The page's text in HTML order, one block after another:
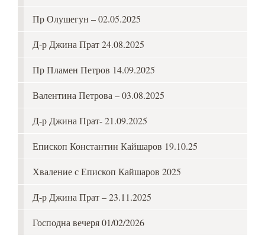
Пр Олушегун – 02.05.2025
Д-р Джина Прат 24.08.2025
Пр Пламен Петров 14.09.2025
Валентина Петрова – 03.08.2025
Д-р Джина Прат- 21.09.2025
Епископ Константин Кайшаров 19.10.25
Хваление с Епископ Кайшаров 2025
Д-р Джина Прат – 23.11.2025
Господна вечеря 01/02/2026